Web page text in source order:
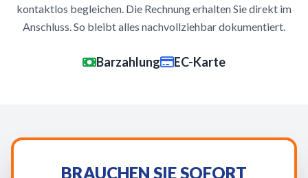
kontaktlos begleichen. Die Rechnung erhalten Sie direkt im
Anschluss. So bleibt alles nachvollziehbar dokumentiert.
Barzahlung EC-Karte
BRAUCHEN SIE SOFORT